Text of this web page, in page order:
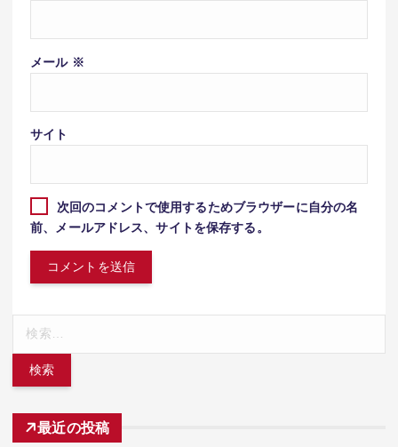
メール ※
サイト
次回のコメントで使用するためブラウザーに自分の名
前、メールアドレス、サイトを保存する。
最近の投稿